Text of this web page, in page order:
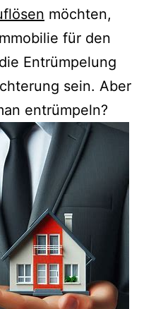
möchten,
für den
Entrümpelung
sein. Aber
entrümpeln?